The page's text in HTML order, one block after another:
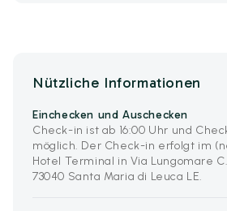
Nützliche Informationen
Einchecken und Auschecken
Check-in ist ab 16:00 Uhr und
möglich. Der Check-in erfolgt im
Hotel Terminal in Via Lungomare
73040 Santa Maria di Leuca LE.